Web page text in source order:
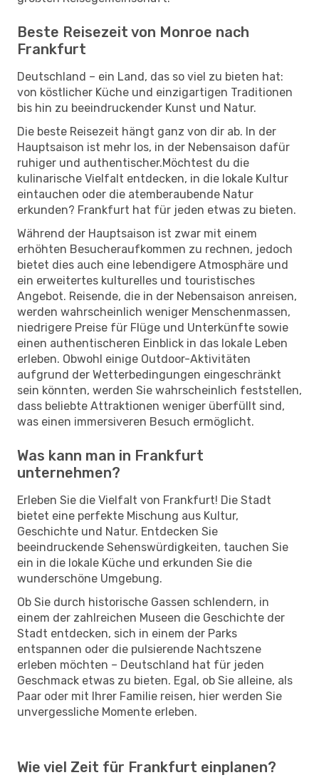
Beste Reisezeit von Monroe nach
Frankfurt
Deutschland – ein Land, das so viel zu bieten hat:
von köstlicher Küche und einzigartigen Traditionen
bis hin zu beeindruckender Kunst und Natur.
Die beste Reisezeit hängt ganz von dir ab. In der
Hauptsaison ist mehr los, in der Nebensaison dafür
ruhiger und authentischer.Möchtest du die
kulinarische Vielfalt entdecken, in die lokale Kultur
eintauchen oder die atemberaubende Natur
erkunden? Frankfurt hat für jeden etwas zu bieten.
Während der Hauptsaison ist zwar mit einem
erhöhten Besucheraufkommen zu rechnen, jedoch
bietet dies auch eine lebendigere Atmosphäre und
ein erweitertes kulturelles und touristisches
Angebot. Reisende, die in der Nebensaison anreisen,
werden wahrscheinlich weniger Menschenmassen,
niedrigere Preise für Flüge und Unterkünfte sowie
einen authentischeren Einblick in das lokale Leben
erleben. Obwohl einige Outdoor-Aktivitäten
aufgrund der Wetterbedingungen eingeschränkt
sein könnten, werden Sie wahrscheinlich feststellen,
dass beliebte Attraktionen weniger überfüllt sind,
was einen immersiveren Besuch ermöglicht.
Was kann man in Frankfurt
unternehmen?
Erleben Sie die Vielfalt von Frankfurt! Die Stadt
bietet eine perfekte Mischung aus Kultur,
Geschichte und Natur. Entdecken Sie
beeindruckende Sehenswürdigkeiten, tauchen Sie
ein in die lokale Küche und erkunden Sie die
wunderschöne Umgebung.
Ob Sie durch historische Gassen schlendern, in
einem der zahlreichen Museen die Geschichte der
Stadt entdecken, sich in einem der Parks
entspannen oder die pulsierende Nachtszene
erleben möchten – Deutschland hat für jeden
Geschmack etwas zu bieten. Egal, ob Sie alleine, als
Paar oder mit Ihrer Familie reisen, hier werden Sie
unvergessliche Momente erleben.
Wie viel Zeit für Frankfurt einplanen?